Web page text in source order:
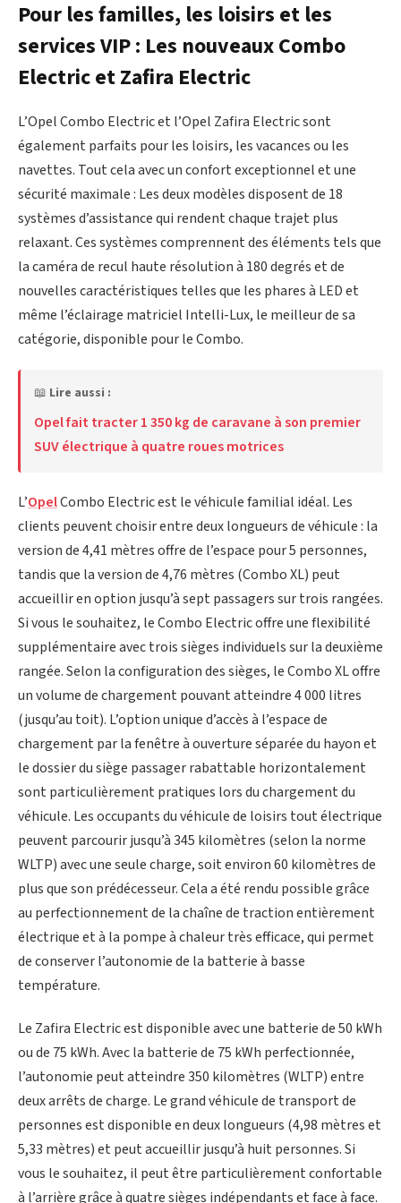
Pour les familles, les loisirs et les
services VIP : Les nouveaux Combo
Electric et Zafira Electric
L’Opel Combo Electric et l’Opel Zafira Electric sont
également parfaits pour les loisirs, les vacances ou les
navettes. Tout cela avec un confort exceptionnel et une
sécurité maximale : Les deux modèles disposent de 18
systèmes d’assistance qui rendent chaque trajet plus
relaxant. Ces systèmes comprennent des éléments tels que
la caméra de recul haute résolution à 180 degrés et de
nouvelles caractéristiques telles que les phares à LED et
même l’éclairage matriciel Intelli-Lux, le meilleur de sa
catégorie, disponible pour le Combo.
📖 Lire aussi :
Opel fait tracter 1 350 kg de caravane à son premier
SUV électrique à quatre roues motrices
L’OpelCombo Electric est le véhicule familial idéal. Les
clients peuvent choisir entre deux longueurs de véhicule : la
version de 4,41 mètres offre de l’espace pour 5 personnes,
tandis que la version de 4,76 mètres (Combo XL) peut
accueillir en option jusqu’à sept passagers sur trois rangées.
Si vous le souhaitez, le Combo Electric offre une flexibilité
supplémentaire avec trois sièges individuels sur la deuxième
rangée. Selon la configuration des sièges, le Combo XL offre
un volume de chargement pouvant atteindre 4 000 litres
(jusqu’au toit). L’option unique d’accès à l’espace de
chargement par la fenêtre à ouverture séparée du hayon et
le dossier du siège passager rabattable horizontalement
sont particulièrement pratiques lors du chargement du
véhicule. Les occupants du véhicule de loisirs tout électrique
peuvent parcourir jusqu’à 345 kilomètres (selon la norme
WLTP) avec une seule charge, soit environ 60 kilomètres de
plus que son prédécesseur. Cela a été rendu possible grâce
au perfectionnement de la chaîne de traction entièrement
électrique et à la pompe à chaleur très efficace, qui permet
de conserver l’autonomie de la batterie à basse
température.
Le Zafira Electric est disponible avec une batterie de 50 kWh
ou de 75 kWh. Avec la batterie de 75 kWh perfectionnée,
l’autonomie peut atteindre 350 kilomètres (WLTP) entre
deux arrêts de charge. Le grand véhicule de transport de
personnes est disponible en deux longueurs (4,98 mètres et
5,33 mètres) et peut accueillir jusqu’à huit personnes. Si
vous le souhaitez, il peut être particulièrement confortable
à l’arrière grâce à quatre sièges indépendants et face à face.